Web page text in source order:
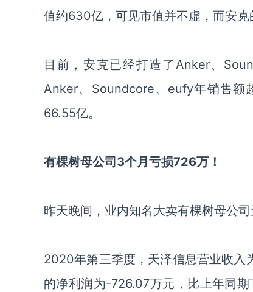
值约630亿，可见市值并不虚，而安克
目前，安克已经打造了 Anker、
Anker、 Soundcore、 eufy年销售额
66.55亿。
有棵树母公司 3个月亏损726万！
昨天晚间，业内知名大卖有棵树母公司
2020年第三季度，天泽信息营业收入
的净利润为-726.07万元，比上年同期